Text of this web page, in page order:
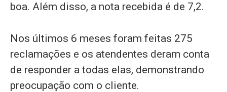
boa. Além disso, a nota recebida é de 7,2.
Nos últimos 6 meses foram feitas 275
reclamações e os atendentes deram conta
de responder a todas elas, demonstrando
preocupação com o cliente.